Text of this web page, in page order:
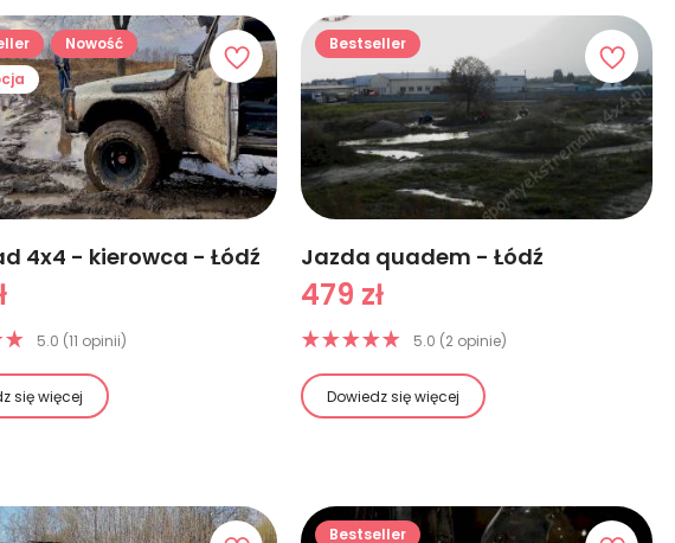
Nowość
4x4 - kierowca - Łódź
5.0 (11 opinii)
się więcej
Bestseller
Jazda quadem - Łódź
479 zł
5.0 (2 opinie)
Dowiedz się więcej
Bestseller